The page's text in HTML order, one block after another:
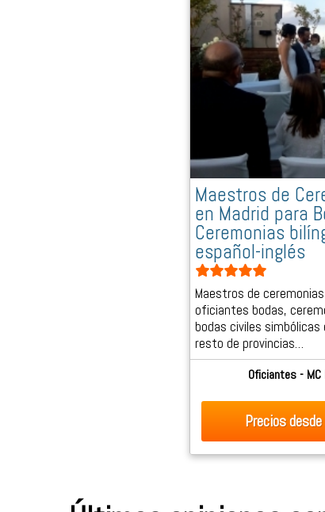
Maestros de
en Madrid para
Ceremonias
español-inglés
Maestros de
oficiantes bodas,
bodas civiles simbólicas
resto de provincias…
Oficiantes - MC
Precios desde